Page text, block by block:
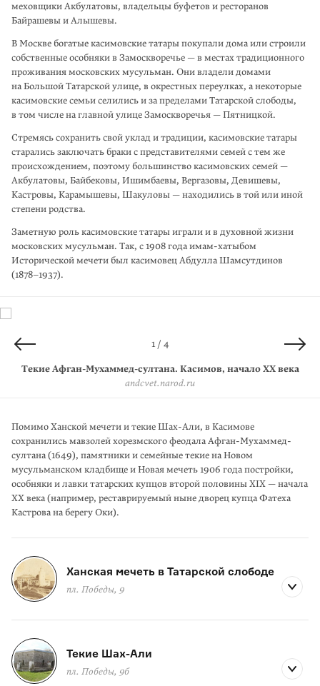
меховщики Акбулатовы, владельцы буфетов и ресторанов
Байрашевы и Алышевы.
В Москве богатые касимовские татары покупали дома или строили
собствен­ные особняки в Замоскворечье — в местах традиционного
проживания москов­ских мусульман. Они владели домами
на Большой Татарской улице, в окрест­ных переулках, а некоторые
касимовские семьи селились и за пределами Татар­ской слободы,
в том числе на главной улице Замоскворечья — Пятницкой.
Стремясь сохранить свой уклад и традиции, касимовские татары
старались заключать браки с представителями семей с тем же
происхождением, поэтому большинство касимовских семей —
Акбулатовы, Байбековы, Ишимбаевы, Вергазовы, Девишевы,
Кастровы, Карамышевы, Шакуловы — находились в той или иной
степени родства.
Заметную роль касимовские татары играли и в духовной жизни
московских мусульман. Так, с 1908 года имам-хатыбом
Исторической мечети был касимо­вец Абдулла Шамсутдинов
(1878–1937).
1 / 4
Текие Афган-Мухаммед-султана. Касимов, начало XX века
andcvet.narod.ru
2 / 4
Текие Афган-Мухаммед-султана. Касимов, 2012 год
© Вадим Агеев / CC BY-SA 3.0
3 / 4
Дорога в Татарскую слободу к Дворцовой мечети. 1900-е годы
andcvet.narod.ru
4 / 4
Вид с минарета на мавзолей хана Шах-Али и реку Оку.
Касимов, 2006 год
Помимо Ханской мечети и текие Шах-Али, в Касимове
сохранились мавзолей хорезмского феодала Афган-Мухаммед-
султана (1649), памятники и семейные текие на Новом
мусульманском кладбище и Новая мечеть 1906 года постройки,
особняки и лавки татарских купцов второй половины XIX — начала
XX века (например, реставрируемый ныне дворец купца Фатеха
Кастрова на берегу Оки).
Ханская мечеть в Татарской слободе
пл. Победы, 9
Текие Шах-Али
пл. Победы, 9б